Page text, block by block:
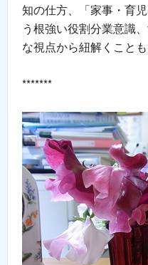
知の仕方、「家事・育
う根強い役割分業意識
な視点から紐解くことも
*******